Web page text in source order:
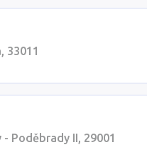
33011
Poděbrady II, 29001